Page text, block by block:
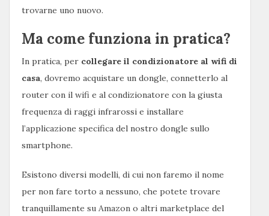
trovarne uno nuovo.
Ma come funziona in pratica?
In pratica, per collegare il condizionatore al wifi di
casa, dovremo acquistare un dongle, connetterlo al
router con il wifi e al condizionatore con la giusta
frequenza di raggi infrarossi e installare
l’applicazione specifica del nostro dongle sullo
smartphone.
Esistono diversi modelli, di cui non faremo il nome
per non fare torto a nessuno, che potete trovare
tranquillamente su Amazon o altri marketplace del